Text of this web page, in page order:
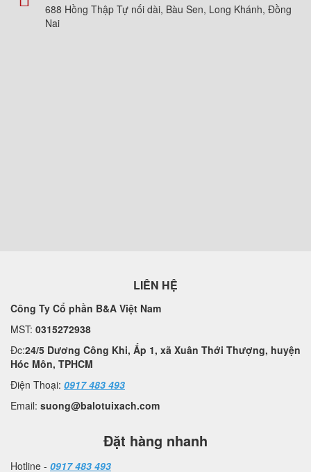
688 Hồng Thập Tự nối dài, Bàu Sen, Long Khánh, Đồng
Nai
LIÊN HỆ
Công Ty Cổ phần B&A Việt Nam
MST: 0315272938
Đc:24/5 Dương Công Khi, Ấp 1, xã Xuân Thới Thượng, huyện
Hóc Môn, TPHCM
Điện Thoại: 0917 483 493
Email: suong@balotuixach.com
Đặt hàng nhanh
Hotline - 0917 483 493